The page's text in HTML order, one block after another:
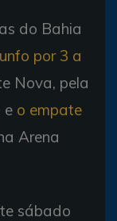
do Bahia
por 3 a
Nova, pela
e o empate
Arena
sábado